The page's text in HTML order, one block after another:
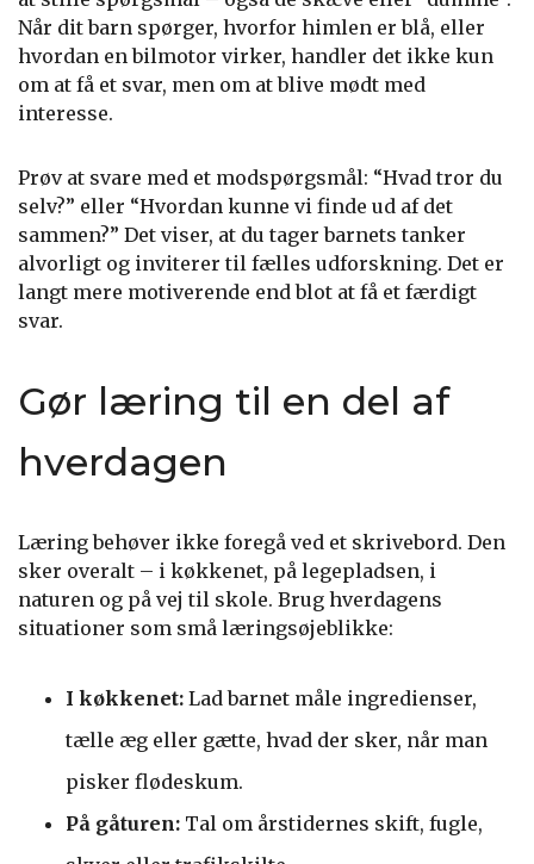
Når dit barn spørger, hvorfor himlen er blå, eller
hvordan en bilmotor virker, handler det ikke kun
om at få et svar, men om at blive mødt med
interesse.
Prøv at svare med et modspørgsmål: “Hvad tror du
selv?” eller “Hvordan kunne vi finde ud af det
sammen?” Det viser, at du tager barnets tanker
alvorligt og inviterer til fælles udforskning. Det er
langt mere motiverende end blot at få et færdigt
svar.
Gør læring til en del af
hverdagen
Læring behøver ikke foregå ved et skrivebord. Den
sker overalt – i køkkenet, på legepladsen, i
naturen og på vej til skole. Brug hverdagens
situationer som små læringsøjeblikke:
I køkkenet: Lad barnet måle ingredienser,
tælle æg eller gætte, hvad der sker, når man
pisker flødeskum.
På gåturen: Tal om årstidernes skift, fugle,